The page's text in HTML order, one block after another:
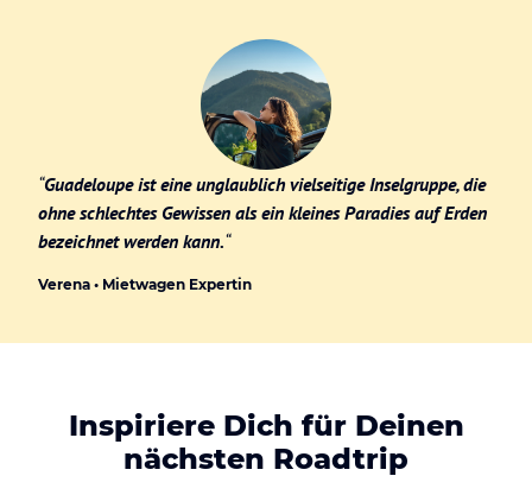
“Guadeloupe ist eine unglaublich vielseitige Inselgruppe, die
ohne schlechtes Gewissen als ein kleines Paradies auf Erden
bezeichnet werden kann.“
Verena • Mietwagen Expertin
Inspiriere Dich für Deinen
nächsten Roadtrip